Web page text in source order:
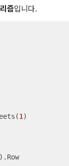
즘입니다.
1 )